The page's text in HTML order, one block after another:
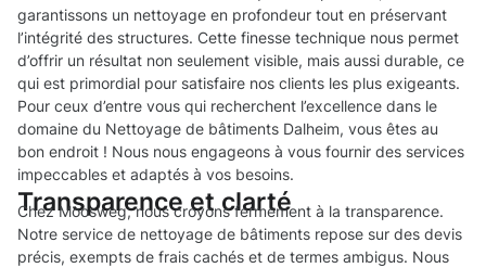
garantissons un nettoyage en profondeur tout en préservant
l’intégrité des structures. Cette finesse technique nous permet
d’offrir un résultat non seulement visible, mais aussi durable, ce
qui est primordial pour satisfaire nos clients les plus exigeants.
Pour ceux d’entre vous qui recherchent l’excellence dans le
domaine du Nettoyage de bâtiments Dalheim, vous êtes au
bon endroit ! Nous nous engageons à vous fournir des services
impeccables et adaptés à vos besoins.
Transparence et clarté
Chez Moosweg, nous croyons fermement à la transparence.
Notre service de nettoyage de bâtiments repose sur des devis
précis, exempts de frais cachés et de termes ambigus. Nous